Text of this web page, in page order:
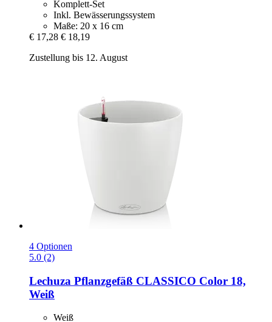
Komplett-Set
Inkl. Bewässerungssystem
Maße: 20 x 16 cm
€ 17,28 € 18,19
Zustellung bis 12. August
4 Optionen
5.0 (2)
Lechuza Pflanzgefäß CLASSICO Color 18,
Weiß
Weiß